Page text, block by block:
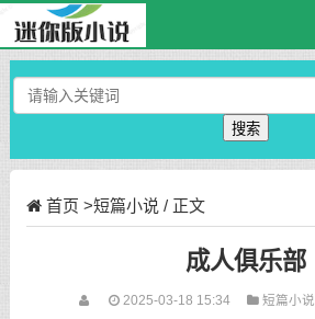
搜索
首页 >短篇小说 / 正文
成人俱乐部
2025-03-18 15:34 短篇小说